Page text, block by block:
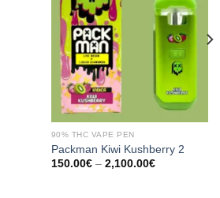
90% THC VAPE PEN
Packman Kiwi Kushberry 2
150.00€ – 2,100.00€Preisspanne: